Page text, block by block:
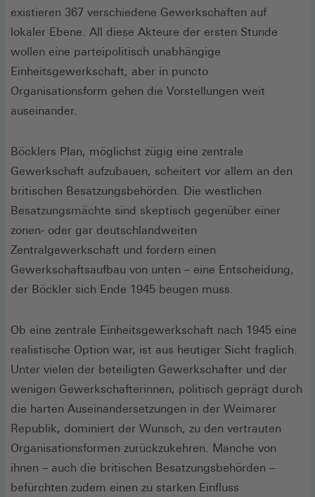
existieren 367 verschiedene Gewerkschaften auf
lokaler Ebene. All diese Akteure der ersten Stunde
wollen eine parteipolitisch unabhängige
Einheitsgewerkschaft, aber in puncto
Organisationsform gehen die Vorstellungen weit
auseinander.
Böcklers Plan, möglichst zügig eine zentrale
Gewerkschaft aufzubauen, scheitert vor allem an den
britischen Besatzungsbehörden. Die westlichen
Besatzungsmächte sind skeptisch gegenüber einer
zonen- oder gar deutschlandweiten
Zentralgewerkschaft und fordern einen
Gewerkschaftsaufbau von unten – eine Entscheidung,
der Böckler sich Ende 1945 beugen muss.
Ob eine zentrale Einheitsgewerkschaft nach 1945 eine
realistische Option war, ist aus heutiger Sicht fraglich.
Unter vielen der beteiligten Gewerkschafter und der
wenigen Gewerkschafterinnen, politisch geprägt durch
die harten Auseinandersetzungen in der Weimarer
Republik, dominiert der Wunsch, zu den vertrauten
Organisationsformen zurückzukehren. Manche von
ihnen – auch die britischen Besatzungsbehörden –
befürchten zudem einen zu starken Einfluss